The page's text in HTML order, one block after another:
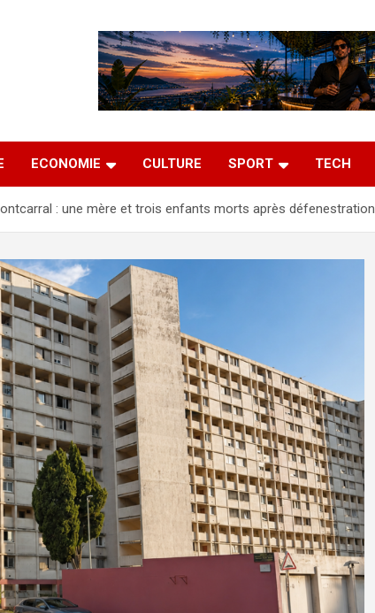
ECONOMIE CULTURE SPORT TECH
: une mère et trois enfants morts après défenestration